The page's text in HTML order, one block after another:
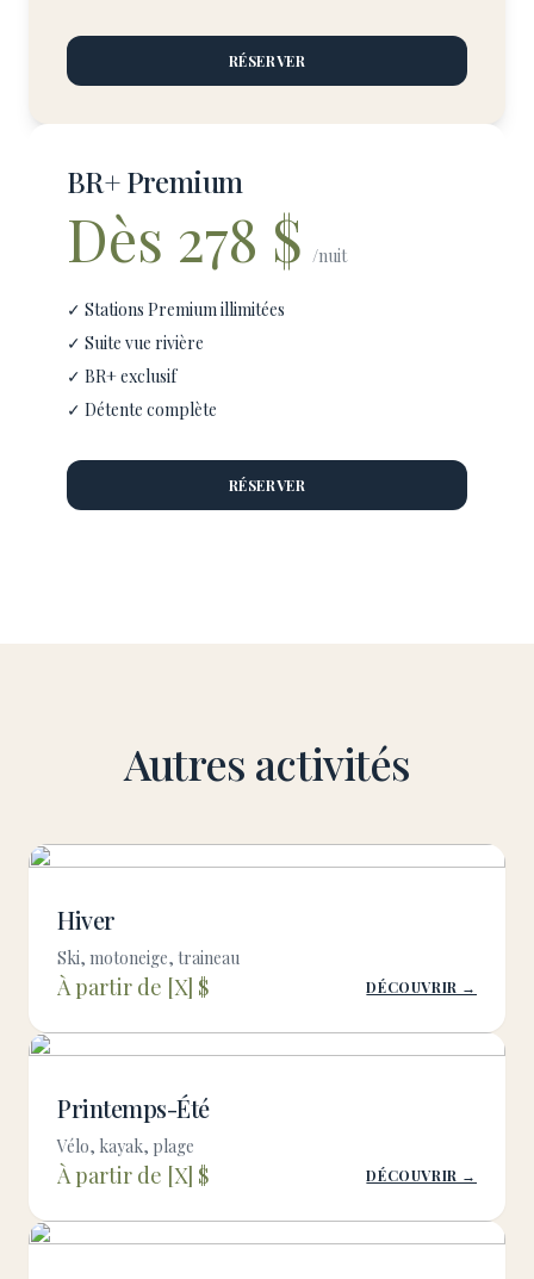
RÉSERVER
BR+ Premium
Dès 278 $ /nuit
✓ Stations Premium illimitées
✓ Suite vue rivière
✓ BR+ exclusif
✓ Détente complète
RÉSERVER
Autres activités
Hiver
Ski, motoneige, traineau
À partir de [X] $ DÉCOUVRIR →
Printemps-Été
Vélo, kayak, plage
À partir de [X] $ DÉCOUVRIR →